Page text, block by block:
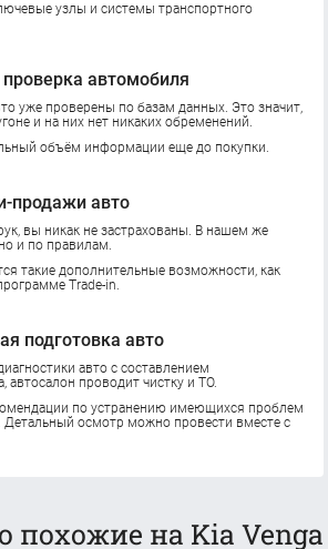
узлы и системы транспортного
автомобиля
уже проверены по базам данных. Это значит,
и на них нет никаких обременений.
объём информации еще до покупки.
продажи авто
вы никак не застрахованы. В нашем же
и по правилам.
такие дополнительные возможности, как
Trade-in.
подготовка авто
авто с составлением
автосалон проводит чистку и ТО.
по устранению имеющихся проблем
Детальный осмотр можно провести вместе с
похожие на Kia Venga